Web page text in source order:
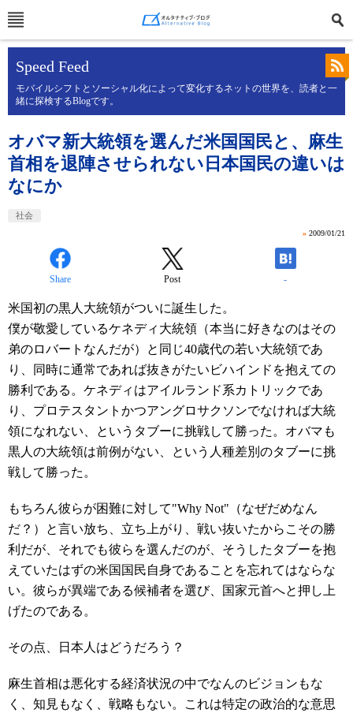
Speed Feed
モバイルシフトとソーシャル化によって変化するネットの世界を、読者と一
緒に探検するBlogです。
オバマ新大統領を選んだ米国国民と、麻生
首相を退陣させられない日本国民の違いは
なにか
社会
» 2009/01/21
Share Post -
米国初の黒人大統領がついに誕生した。
僕が敬愛しているケネディ大統領（本当に好きなのはその
弟のロバートなんだが）と同じ40歳代の若い大統領であ
り、同時に通常であれば抜きがたいビハインドを抱えての
勝利である。ケネディはアイルランド系カトリックであ
り、プロテスタントかつアングロサクソンでなければ大統
領になれない、というタブーに挑戦して勝った。オバマも
黒人の大統領は前例がない、という人種差別のタブーに挑
戦して勝った。
もちろん彼らが困難に対して"Why Not"（なぜだめなん
だ？）と言い放ち、立ち上がり、戦い抜いたからこその勝
利だが、それでも彼らを選んだのが、そうしたタブーを抱
えていたはずの米国国民自身であることを忘れてはならな
い。彼らが異端である候補者を選び、国家元首へと押し上
げたのである。
その点、日本人はどうだろう？
麻生首相は悪化する経済状況の中でなんのビジョンもな
く、知見もなく、戦略もない。これは特定の政治的な意思